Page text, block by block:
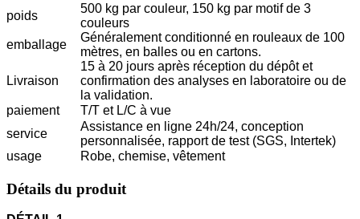
poids
500 kg par couleur, 150 kg par motif de 3
couleurs
emballage
Généralement conditionné en rouleaux de 100
mètres, en balles ou en cartons.
Livraison
15 à 20 jours après réception du dépôt et
confirmation des analyses en laboratoire ou de
la validation.
paiement
T/T et L/C à vue
service
Assistance en ligne 24h/24, conception
personnalisée, rapport de test (SGS, Intertek)
usage
Robe, chemise, vêtement
Détails du produit